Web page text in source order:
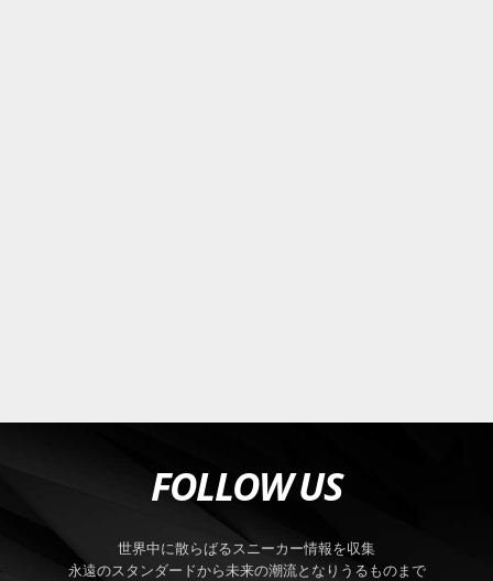
FOLLOW US
世界中に散らばるスニーカー情報を収集
永遠のスタンダードから未来の潮流となりうるものまで